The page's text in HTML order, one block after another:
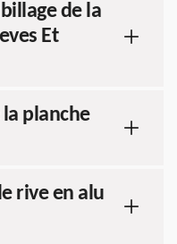
de la
Et
planche
rive en alu